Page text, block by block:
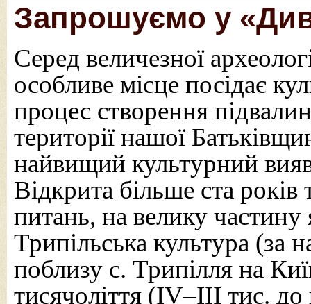
Запрошуємо у
Серед величезної
особливе місце посідає
процес створення підвалин
території нашої
найвищий культурний
Відкрита більше ста років
питань, на велику частину
Трипільська культура (за
поблизу с. Трипілля на
тисячоліття (IV–III тис.